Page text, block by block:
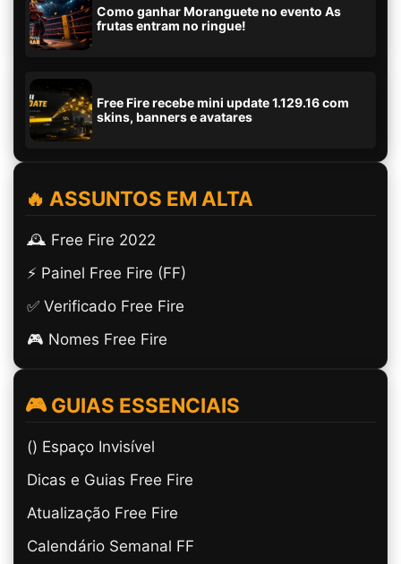
Como ganhar Moranguete no evento As
frutas entram no ringue!
Free Fire recebe mini update 1.129.16 com
skins, banners e avatares
🔥 ASSUNTOS EM ALTA
🕰️ Free Fire 2022
⚡ Painel Free Fire (FF)
✅ Verificado Free Fire
🎮 Nomes Free Fire
🎮 GUIAS ESSENCIAIS
(ㅤ) Espaço Invisível
Dicas e Guias Free Fire
Atualização Free Fire
Calendário Semanal FF